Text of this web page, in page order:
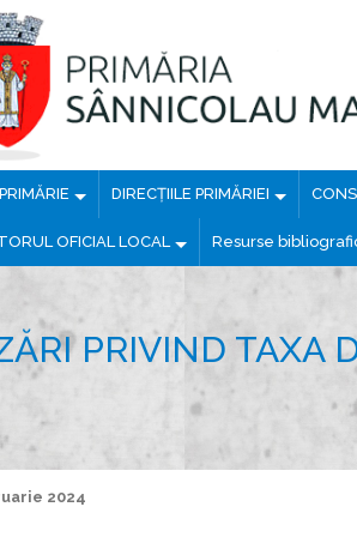
PRIMĂRIE DIRECȚIILE PRIMĂRIEI
OFICIAL LOCAL Resurse
PRIVIND TAXA
2024